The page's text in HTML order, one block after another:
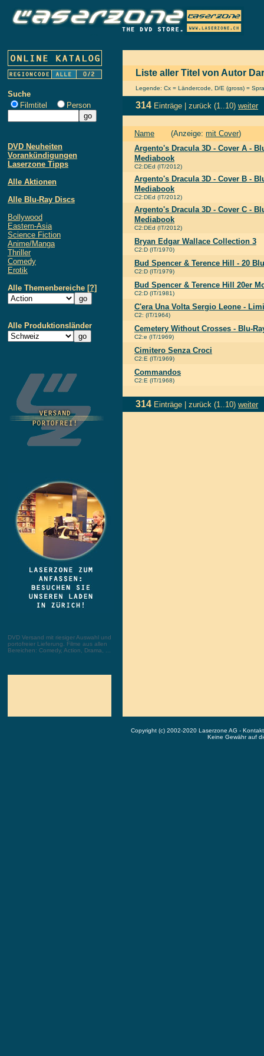
Suche
Filmtitel
Person
DVD Neuheiten
Vorankündigungen
Laserzone Tipps
Alle Aktionen
Alle Blu-Ray Discs
Bollywood
Eastern-Asia
Science Fiction
Anime/Manga
Thriller
Comedy
Erotik
Alle Themenbereiche [?]
Alle Produktionsländer
DVD Versand mit riesiger Auswahl und
portofreier Lieferung. Filme aus allen
Bereichen: Comedy, Action, Drama, ...
Liste aller Titel von Autor
Legende: Cx = Ländercode, D/E (gross) =
314 Einträge | zurück (1..10) weiter
Name (Anzeige: mit Cover)
Argento's Dracula 3D - Cover A -
Mediabook
C2:DEd (IT/2012)
Argento's Dracula 3D - Cover B -
Mediabook
C2:DEd (IT/2012)
Argento's Dracula 3D - Cover C -
Mediabook
C2:DEd (IT/2012)
Bryan Edgar Wallace Collection 3
C2:D (IT/1970)
Bud Spencer & Terence Hill - 20
C2:D (IT/1979)
Bud Spencer & Terence Hill 20er
C2:D (IT/1981)
C'era Una Volta Sergio Leone -
C2: (IT/1964)
Cemetery Without Crosses - Blu-
C2:e (IT/1969)
Cimitero Senza Croci
C2:E (IT/1969)
Commandos
C2:E (IT/1968)
314 Einträge | zurück (1..10) weiter
Copyright (c) 2002-2020 Laserzone AG -
Keine Gewähr auf